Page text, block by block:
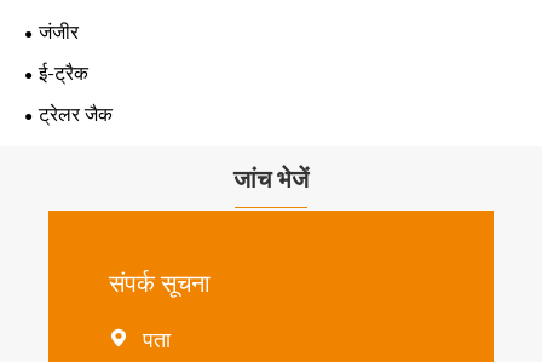
जंजीर
ई-ट्रैक
ट्रेलर जैक
जांच भेजें
संपर्क सूचना
 पता